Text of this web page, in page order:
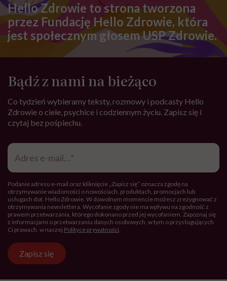
Hello Zdrowie to strona tworzona
przez Fundację Hello Zdrowie, która
jest społecznym głosem USP Zdrowie.
Bądź z nami na bieżąco
Co tydzień wybieramy teksty, rozmowy i podcasty Hello
Zdrowie o ciele, psychice i codziennym życiu. Zapisz się i
czytaj bez pośpiechu.
Adres
mail*
Podanie adresu e-mail oraz kliknięcie „Zapisz się” oznacza zgodę na
otrzymywanie wiadomości o nowościach, produktach, promocjach lub
usługach dot. Hello Zdrowie. W dowolnym momencie możesz zrezygnować z
otrzymywania newslettera. Wycofanie zgody nie ma wpływu na zgodność z
prawem przetwarzania, którego dokonano przed jej wycofaniem. Zapoznaj się
z informacjami o przetwarzaniu danych osobowych, w tym o przysługujących
Ci prawach, w naszej Polityce prywatności.
Zapisz się